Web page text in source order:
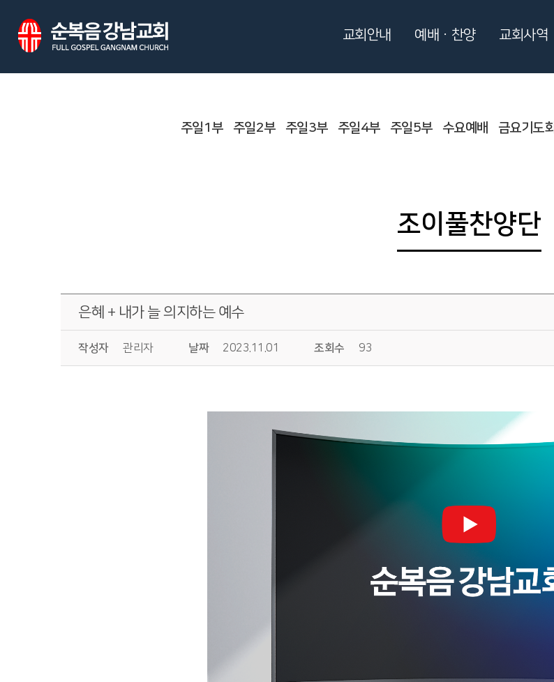
주일1부 주일2부 주일3부 주일4부 주일5부 수요예배 금요기도회
조이풀찬양단
은혜 + 내가 늘 의지하는 예수
작성자 관리자 날짜 2023.11.01 조회수 93
교회안내 예배ㆍ찬양 교회사역